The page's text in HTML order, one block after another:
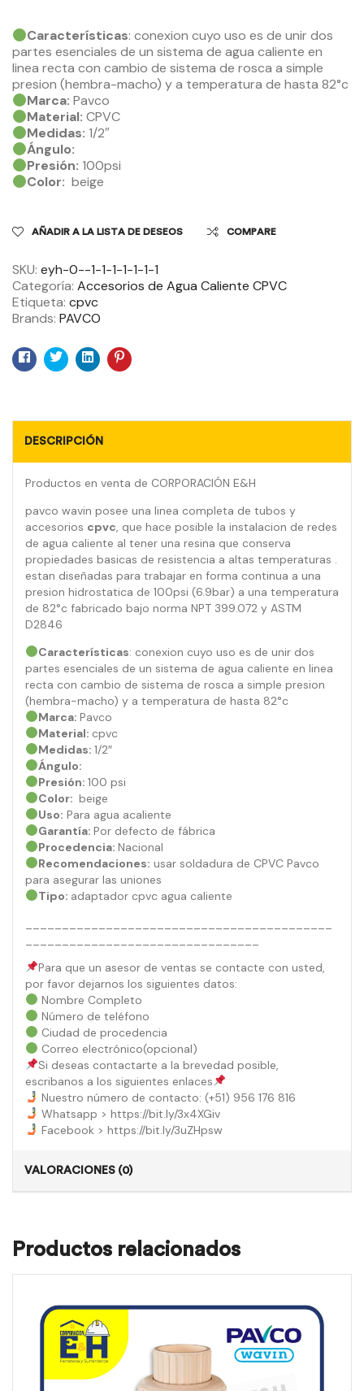
Características: conexion cuyo uso es de unir dos
partes esenciales de un sistema de agua caliente en
linea recta con cambio de sistema de rosca a simple
presion (hembra-macho) y a temperatura de hasta 82°c
Marca:Pavco
Material:CPVC
Medidas:1/2″
Ángulo:
Presión:100psi
Color:beige
AÑADIR A LA LISTA DE DESEOS COMPARE
SKU: eyh-0--1-1-1-1-1-1-1
Categoría: Accesorios de Agua Caliente CPVC
Etiqueta: cpvc
Brands: PAVCO
Facebook
TwitterLinkedinPinterest
DESCRIPCIÓN
Productos en venta de CORPORACIÓN E&H
pavco wavin posee una linea completa de tubos y
accesorios cpvc, que hace posible la instalacion de redes
de agua caliente al tener una resina que conserva
propiedades basicas de resistencia a altas temperaturas .
estan diseñadas para trabajar en forma continua a una
presion hidrostatica de 100psi (6.9bar) a una temperatura
de 82°c fabricado bajo norma NPT 399.072 y ASTM
D2846
Características: conexion cuyo uso es de unir dos
partes esenciales de un sistema de agua caliente en linea
recta con cambio de sistema de rosca a simple presion
(hembra-macho) y a temperatura de hasta 82°c
Marca: Pavco
Material: cpvc
Medidas: 1/2″
Ángulo:
Presión: 100 psi
Color: beige
Uso: Para agua acaliente
Garantía: Por defecto de fábrica
Procedencia: Nacional
Recomendaciones: usar soldadura de CPVC Pavco
para asegurar las uniones
Tipo: adaptador cpvc agua caliente
Para que un asesor de ventas se contacte con usted,
por favor dejarnos los siguientes datos:
Nombre Completo
Número de teléfono
Ciudad de procedencia
Correo electrónico(opcional)
Si deseas contactarte a la brevedad posible,
escribanos a los siguientes enlaces
Nuestro número de contacto: (+51) 956 176 816
Whatsapp > https://bit.ly/3x4XGiv
Facebook > https://bit.ly/3uZHpsw
VALORACIONES (0)
Productos relacionados